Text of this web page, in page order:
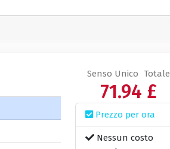
Senso Unico Totale
71.94 £
Prezzo per ora
Nessun costo